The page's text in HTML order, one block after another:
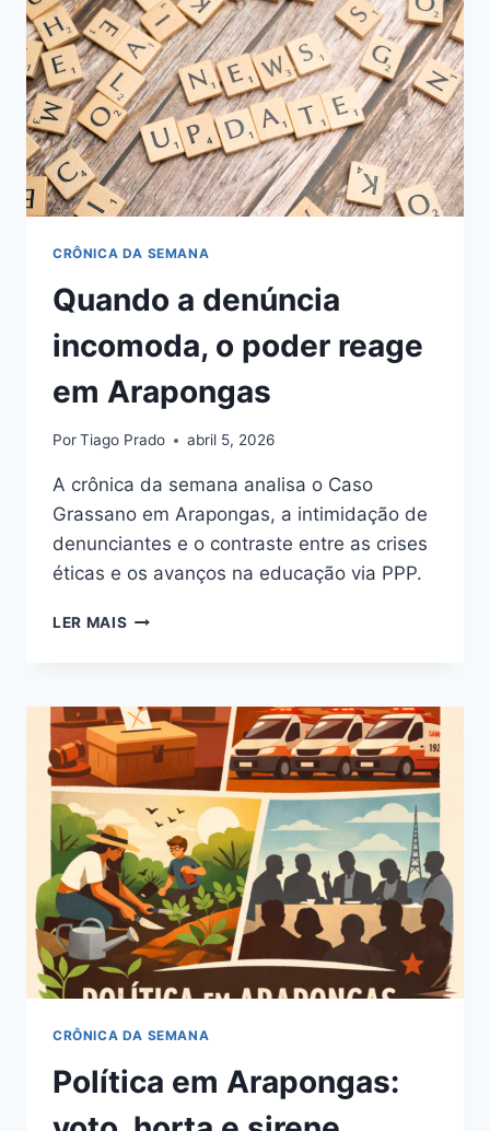
CRÔNICA DA SEMANA
Quando a denúncia
incomoda, o poder reage
em Arapongas
PorTiago Prado abril 5, 2026
A crônica da semana analisa o Caso
Grassano em Arapongas, a intimidação de
denunciantes e o contraste entre as crises
éticas e os avanços na educação via PPP.
LER MAIS QUANDO
O
PODER
REAGE
EM
ARAPONGAS
CRÔNICA DA SEMANA
Política em Arapongas: